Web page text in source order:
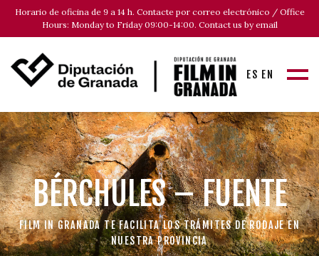
Horario de oficina de 9 a 14 h. Contacte por correo electrónico / Office
Hours: Monday to Friday 09:00-14:00. Contact us by email
ES EN
BÉRCHULES – FUENTE
FILM IN GRANADA TE FACILITA LOS TRÁMITES DE RODAJE EN
NUESTRA PROVINCIA